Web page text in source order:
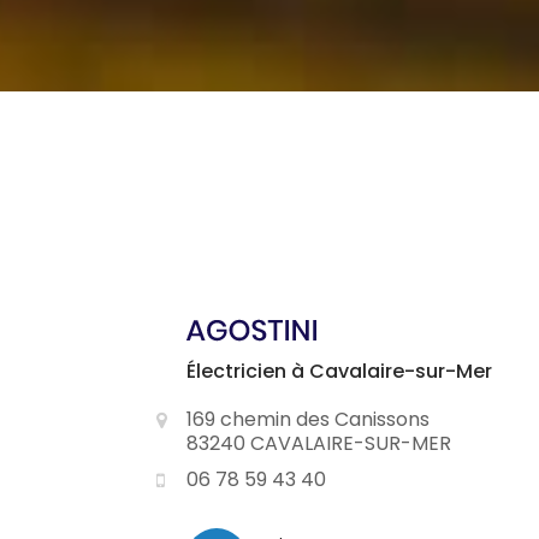
Électricien à Cavalaire-sur-Mer
169 chemin des Canissons
83240 CAVALAIRE-SUR-MER
06 78 59 43 40